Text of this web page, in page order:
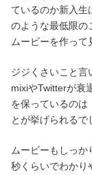
ているのか新入生
のような最低限の
ムービーを作って
ジジくさいこと言
mixiやTwitterが衰
を保っているのは
とが挙げられるで
ムービーもしっ
秒くらいでわかり